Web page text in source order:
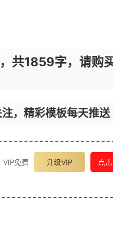
共1859字，请购
，精彩模板每天推送
VIP免费 升级VIP 点